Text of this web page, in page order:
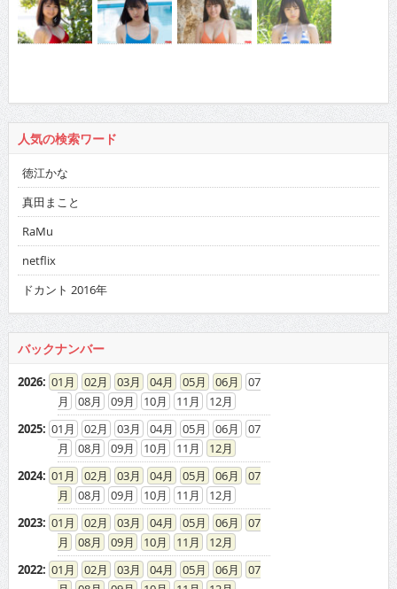
人気の検索ワード
徳江かな
真田まこと
RaMu
netflix
ドカント 2016年
バックナンバー
2026: 01 02 03 04 05 06
07
08
09 10 11
12
2025: 01 02 03 04 05 06
07
08
09 10 11
12
2024: 01 02 03 04 05 06
07
08
09 10 11
12
2023: 01 02 03 04 05 06
07
08
09 10 11
12
2022: 01 02 03 04 05 06
07